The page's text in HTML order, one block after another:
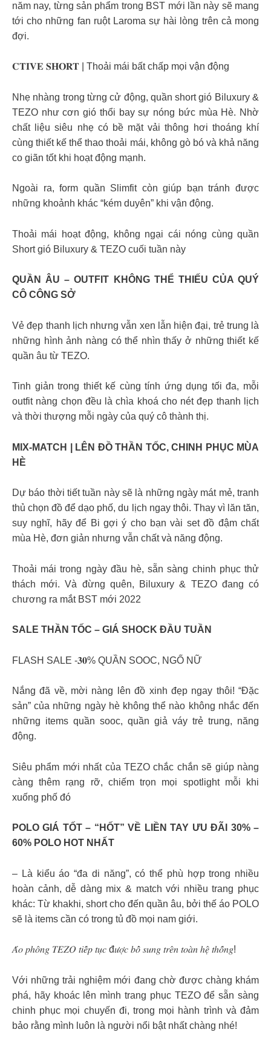
năm nay, từng sản phẩm trong BST mới lần này sẽ mang
tới cho những fan ruột Laroma sự hài lòng trên cả mong
đợi.
𝐂𝐓𝐈𝐕𝐄 𝐒𝐇𝐎𝐑𝐓 | Thoải mái bất chấp mọi vận động
Nhẹ nhàng trong từng cử động, quần short gió Biluxury &
TEZO như cơn gió thổi bay sự nóng bức mùa Hè. Nhờ
chất liệu siêu nhẹ có bề mặt vải thông hơi thoáng khí
cùng thiết kế thể thao thoải mái, không gò bó và khả năng
co giãn tốt khi hoạt động mạnh.
Ngoài ra, form quần Slimfit còn giúp bạn tránh được
những khoảnh khác “kém duyên” khi vận động.
Thoải mái hoạt động, không ngại cái nóng cùng quần
Short gió Biluxury & TEZO cuối tuần này
QUẦN ÂU – OUTFIT KHÔNG THỂ THIẾU CỦA QUÝ
CÔ CÔNG SỞ
Vẻ đẹp thanh lịch nhưng vẫn xen lẫn hiện đại, trẻ trung là
những hình ảnh nàng có thể nhìn thấy ở những thiết kế
quần âu từ TEZO.
Tinh giản trong thiết kế cùng tính ứng dụng tối đa, mỗi
outfit nàng chọn đều là chìa khoá cho nét đẹp thanh lịch
và thời thượng mỗi ngày của quý cô thành thị.
MIX-MATCH | LÊN ĐỒ THẦN TỐC, CHINH PHỤC MÙA
HÈ
Dự báo thời tiết tuần này sẽ là những ngày mát mẻ, tranh
thủ chọn đồ để dạo phố, du lịch ngay thôi. Thay vì lăn tăn,
suy nghĩ, hãy để Bi gợi ý cho bạn vài set đồ đậm chất
mùa Hè, đơn giản nhưng vẫn chất và năng động.
Thoải mái trong ngày đầu hè, sẵn sàng chinh phục thử
thách mới. Và đừng quên, Biluxury & TEZO đang có
chương ra mắt BST mới 2022
SALE THẦN TỐC – GIÁ SHOCK ĐẦU TUẦN
FLASH SALE -𝟑𝟎% QUẦN SOOC, NGỐ NỮ
Nắng đã về, mời nàng lên đồ xinh đẹp ngay thôi! “Đặc
sản” của những ngày hè không thể nào không nhắc đến
những items quần sooc, quần giả váy trẻ trung, năng
động.
Siêu phẩm mới nhất của TEZO chắc chắn sẽ giúp nàng
càng thêm rạng rỡ, chiếm trọn mọi spotlight mỗi khi
xuống phố đó
POLO GIÁ TỐT – “HỐT” VỀ LIỀN TAY ƯU ĐÃI 30% –
60% POLO HOT NHẤT
– Là kiểu áo “đa di năng”, có thể phù hợp trong nhiều
hoàn cảnh, dễ dàng mix & match với nhiều trang phục
khác: Từ khakhi, short cho đến quần âu, bởi thế áo POLO
sẽ là items cần có trong tủ đồ mọi nam giới.
𝐴́𝑜 𝑝ℎ𝑜̂𝑛𝑔 𝑇𝐸𝑍𝑂 𝑡𝑖𝑒̂́𝑝 𝑡𝑢̣𝑐 đ𝑢̛𝑜̛̣𝑐 𝑏𝑜̂̉ 𝑠𝑢𝑛𝑔 𝑡𝑟𝑒̂𝑛 𝑡𝑜𝑎̀𝑛 ℎ𝑒̣̂ 𝑡ℎ𝑜̂́𝑛𝑔!
Với những trải nghiệm mới đang chờ được chàng khám
phá, hãy khoác lên mình trang phục TEZO để sẵn sàng
chinh phục mọi chuyến đi, trong mọi hành trình và đảm
bảo rằng mình luôn là người nổi bật nhất chàng nhé!